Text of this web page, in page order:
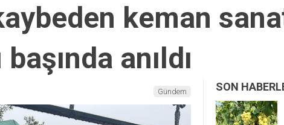
keman
anıldı
Gündem SON